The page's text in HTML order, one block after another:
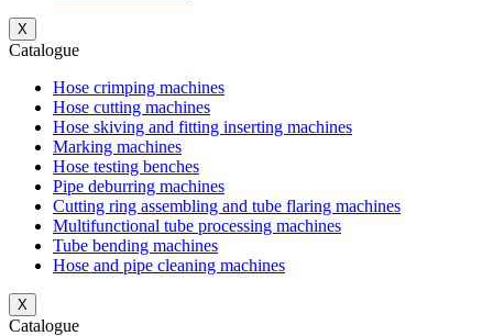
X
Catalogue
Hose crimping machines
Hose cutting machines
Hose skiving and fitting inserting machines
Marking machines
Hose testing benches
Pipe deburring machines
Cutting ring assembling and tube flaring machines
Multifunctional tube processing machines
Tube bending machines
Hose and pipe cleaning machines
X
Catalogue